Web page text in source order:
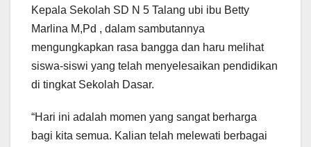
Kepala Sekolah SD N 5 Talang ubi ibu Betty
Marlina M,Pd , dalam sambutannya
mengungkapkan rasa bangga dan haru melihat
siswa-siswi yang telah menyelesaikan pendidikan
di tingkat Sekolah Dasar.
“Hari ini adalah momen yang sangat berharga
bagi kita semua. Kalian telah melewati berbagai